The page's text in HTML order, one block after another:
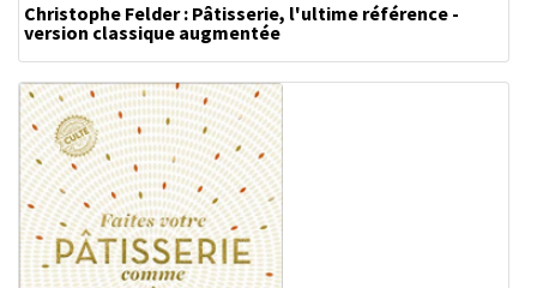
Christophe Felder : Pâtisserie, l'ultime référence -
version classique augmentée